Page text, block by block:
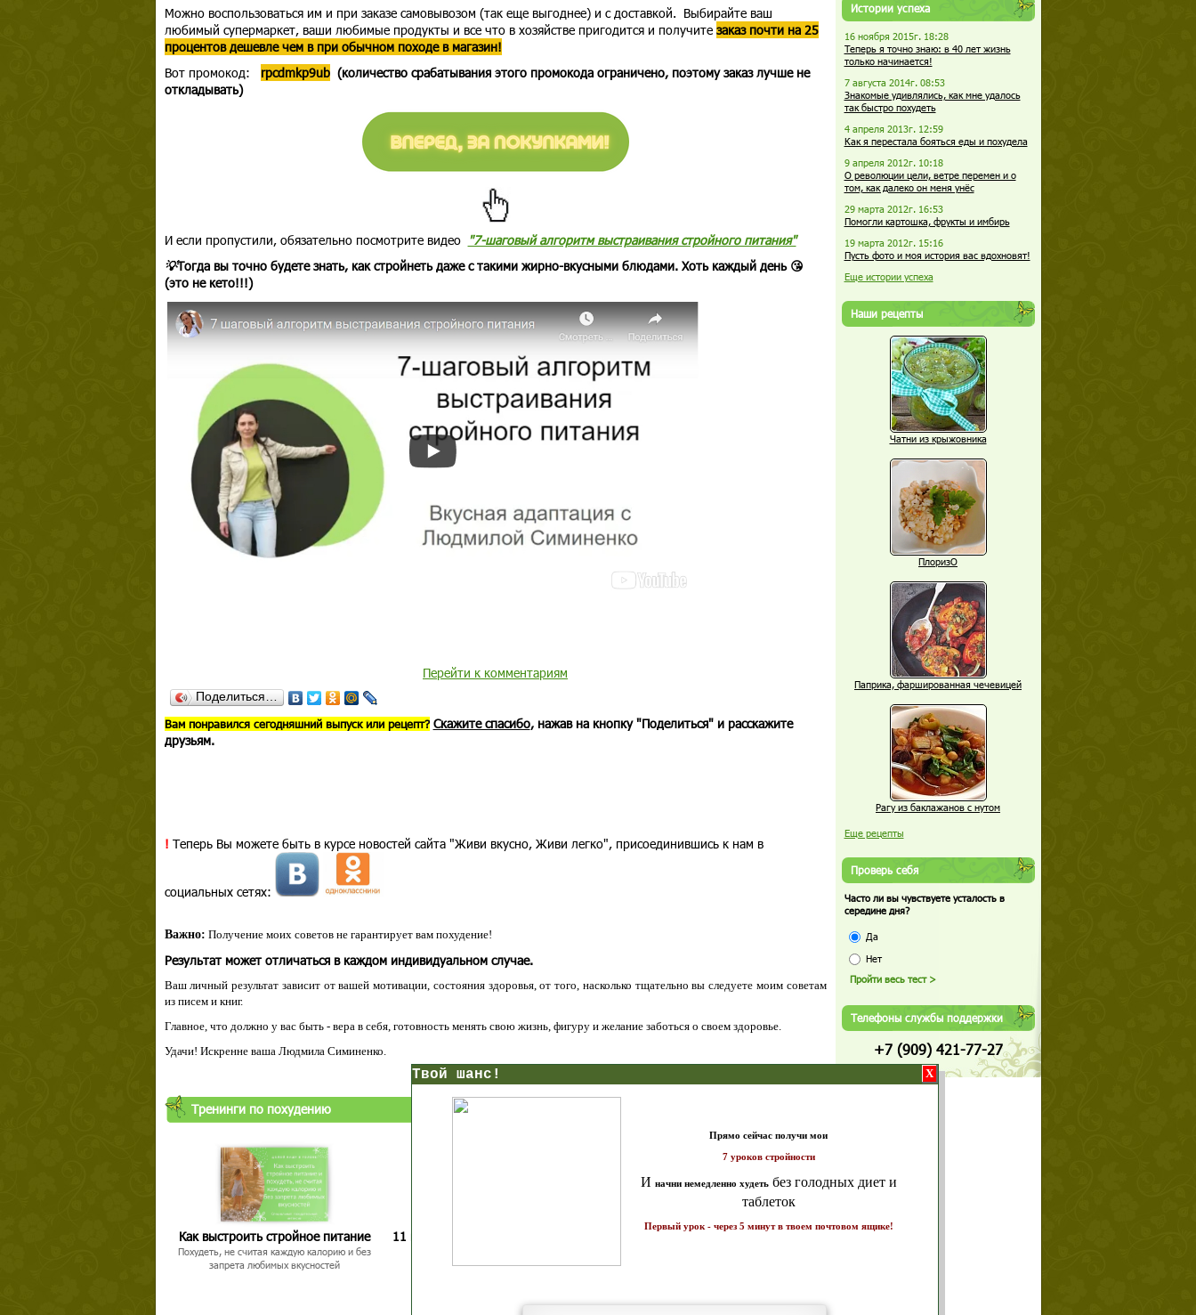
Можно воспользоваться им и при заказе самовывозом (так еще выгоднее) и с доставкой. Выбирайте ваш
любимый супермаркет, ваши любимые продукты и все что в хозяйстве пригодится и получите заказ почти на 25
процентов дешевле чем в при обычном походе в магазин!
Вот промокод: rpcdmkp9ub(количество срабатывания этого промокода ограничено, поэтому заказ лучше не
откладывать)
И если пропустили, обязательно посмотрите видео "7-шаговый алгоритм выстраивания стройного питания"
💡Тогда вы точно будете знать, как стройнеть даже с такими жирно-вкусными блюдами. Хоть каждый день 😘
(это не кето!!!)
Перейти к комментариям
Поделиться…
Вам понравился сегодняшний выпуск или рецепт? Скажите спасибо, нажав на кнопку "Поделиться" и расскажите
друзьям.
! Теперь Вы можете быть в курсе новостей сайта "Живи вкусно, Живи легко", присоединившись к нам в
социальных сетях:
Важно: Получение моих советов не гарантирует вам похудение!
Результат может отличаться в каждом индивидуальном случае.
Ваш личный результат зависит от вашей мотивации, состояния здоровья, от того, насколько тщательно вы следуете моим советам
из писем и книг.
Главное, что должно у вас быть - вера в себя, готовность менять свою жизнь, фигуру и желание заботься о своем здоровье.
Удачи! Искренне ваша Людмила Симиненко.
Тренинги по похудению
Как выстроить стройное питание
Похудеть, не считая каждую калорию и без
запрета любимых вкусностей
11 каратов стройности для занятых
Простая система похудения
Как запустить жиросжигание за 7
Истории успеха
16 ноября 2015г. 18:28
Теперь я точно знаю: в 40 лет жизнь
только начинается!
7 августа 2014г. 08:53
Знакомые удивлялись, как мне удалось
так быстро похудеть
4 апреля 2013г. 12:59
Как я перестала бояться еды и похудела
9 апреля 2012г. 10:18
О революции цели, ветре перемен и о
том, как далеко он меня унёс
29 марта 2012г. 16:53
Помогли картошка, фрукты и имбирь
19 марта 2012г. 15:16
Пусть фото и моя история вас вдохновят!
Еще истории успеха
Наши рецепты
Чатни из крыжовника
ПлоризО
Паприка, фаршированная чечевицей
Рагу из баклажанов с нутом
Еще рецепты
Проверь себя
Часто ли вы чувствуете усталость в
середине дня?
Да
Нет
Телефоны службы поддержки
+7 (909) 421-77-27
Твой шанс!
Прямо сейчас получи мои
7 уроков стройности
начни немедленно худетьбез голодных диет и
Первый урок - через 5 минут в твоем почтовом ящике!